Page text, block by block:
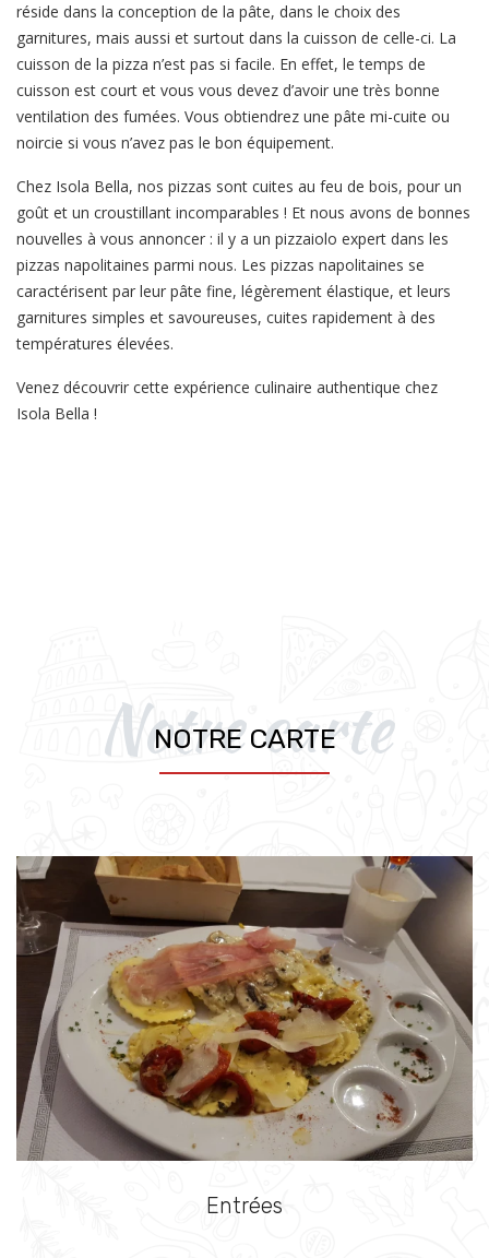
réside dans la conception de la pâte, dans le choix des
garnitures, mais aussi et surtout dans la cuisson de celle-ci. La
cuisson de la pizza n’est pas si facile. En effet, le temps de
cuisson est court et vous vous devez d’avoir une très bonne
ventilation des fumées. Vous obtiendrez une pâte mi-cuite ou
noircie si vous n’avez pas le bon équipement.
Chez Isola Bella, nos pizzas sont cuites au feu de bois, pour un
goût et un croustillant incomparables ! Et nous avons de bonnes
nouvelles à vous annoncer : il y a un pizzaiolo expert dans les
pizzas napolitaines parmi nous. Les pizzas napolitaines se
caractérisent par leur pâte fine, légèrement élastique, et leurs
garnitures simples et savoureuses, cuites rapidement à des
températures élevées.
Venez découvrir cette expérience culinaire authentique chez
Isola Bella !
Notre carte
NOTRE CARTE
Entrées